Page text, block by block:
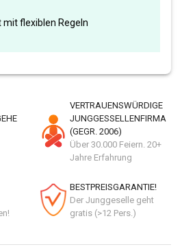
mit flexiblen Regeln
VERTRAUENSWÜRDIGE
JUNGGESSELLENFIRMA
(GEGR. 2006)
Über 30.000 Feiern. 20+
Jahre Erfahrung
BESTPREISGARANTIE!
Der Junggeselle geht
gratis (>12 Pers.)